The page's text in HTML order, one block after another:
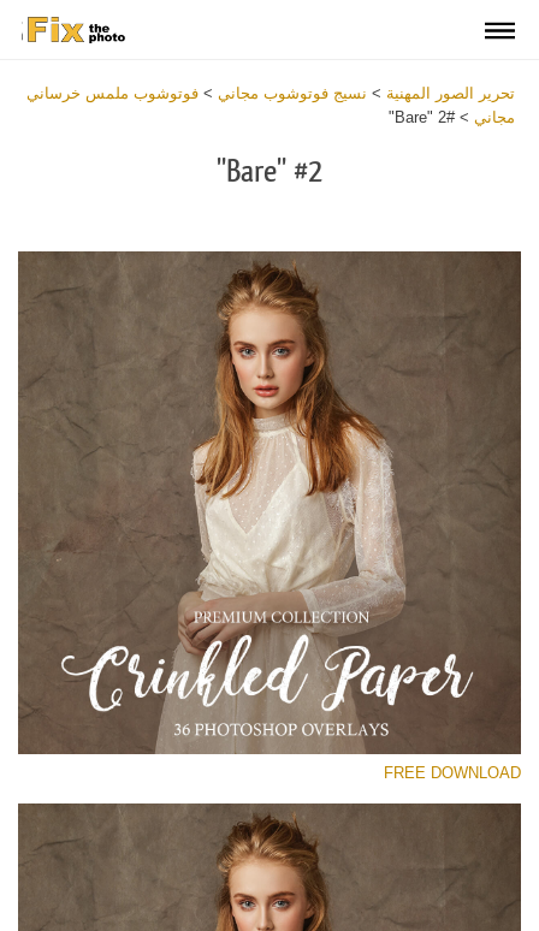
تحرير الصور المهنية > نسيج فوتوشوب مجاني > فوتوشوب ملمس خرساني
مجاني >
#2 "Bare"
#2 "Bare"
رجاء اختر
Free Photoshop Overlay
Small 800*533px
Сrinkled Paper
(36 Overlays)
Large 6000*4000px
FREE DOWNLOAD